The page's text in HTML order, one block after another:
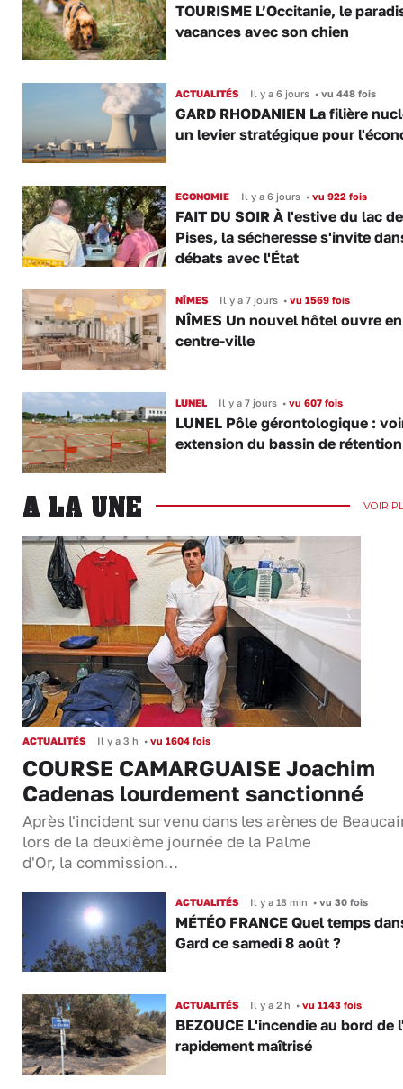
TOURISME L’Occitanie, le
vacances avec son chien
ACTUALITÉS Il y a 6 jours •vu 448 fois
GARD RHODANIEN La filière
un levier stratégique pour
ECONOMIE Il y a 6 jours •vu 922 fois
FAIT DU SOIR À l'estive du lac
Pises, la sécheresse s'invite
débats avec l'État
NÎMES Il y a 7 jours •vu 1569 fois
NÎMES Un nouvel hôtel ouvre en
centre-ville
LUNEL Il y a 7 jours •vu 607 fois
LUNEL Pôle gérontologique :
extension du bassin de rétention
A LA UNE VOIR
ACTUALITÉS Il y a 3 h • vu 1604 fois
COURSE CAMARGUAISE Joachim
Cadenas lourdement sanctionné
Après l'incident survenu dans les arènes de
lors de la deuxième journée de la Palme
d'Or, la commission…
ACTUALITÉS Il y a 18 min •vu 30 fois
MÉTÉO FRANCE Quel temps
Gard ce samedi 8 août ?
ACTUALITÉS Il y a 2 h •vu 1143 fois
BEZOUCE L'incendie au bord de
rapidement maîtrisé